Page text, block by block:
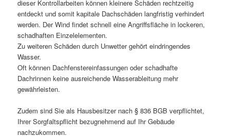
dieser Kontrollarbeiten können kleinere Schäden rechtzeitig
entdeckt und somit kapitale Dachschäden langfristig verhindert
werden. Der Wind findet schnell eine Angriffsfläche in lockeren,
schadhaften Einzelelementen.
Zu weiteren Schäden durch Unwetter gehört eindringendes
Wasser.
Oft können Dachfenstereinfassungen oder schadhafte
Dachrinnen keine ausreichende Wasserableitung mehr
gewährleisten.
Zudem sind Sie als Hausbesitzer nach § 836 BGB verpflichtet,
Ihrer Sorgfaltspflicht bezugnehmend auf Ihr Gebäude
nachzukommen.